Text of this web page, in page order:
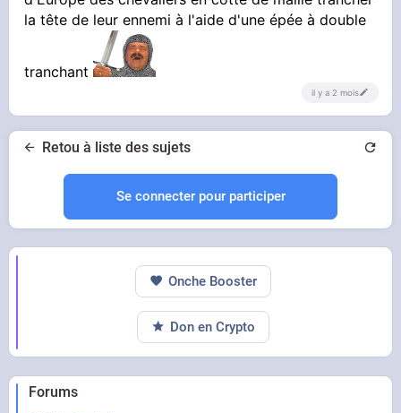
la tête de leur ennemi à l'aide d'une épée à double
tranchant
il y a 2 mois
Retou à liste des sujets
Se connecter pour participer
Forums
Onche Booster
Don en Crypto